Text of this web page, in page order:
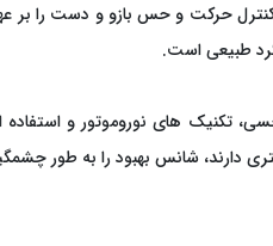
حرکت و حس بازو و دست را بر
طبیعی است.
حسی، تکنیک ‌های نوروموتور و
دارند، شانس بهبود را به‌ طور